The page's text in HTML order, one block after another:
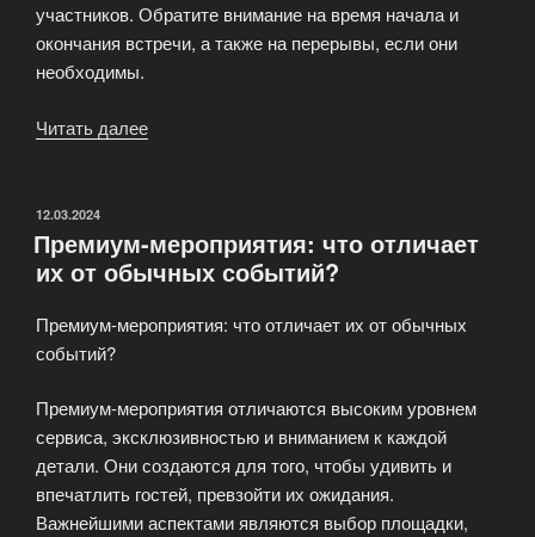
участников. Обратите внимание на время начала и
окончания встречи, а также на перерывы, если они
необходимы.
Читать далее
от
профессионалов»
ОПУБЛИКОВАНО
12.03.2024
Премиум-мероприятия: что отличает
их от обычных событий?
Премиум-мероприятия: что отличает их от обычных
событий?
Премиум-мероприятия отличаются высоким уровнем
сервиса, эксклюзивностью и вниманием к каждой
детали. Они создаются для того, чтобы удивить и
впечатлить гостей, превзойти их ожидания.
Важнейшими аспектами являются выбор площадки,